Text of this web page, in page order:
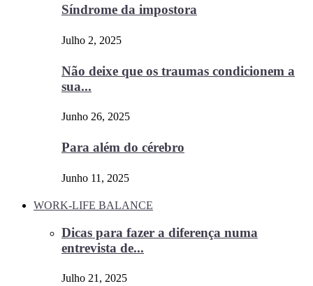
Síndrome da impostora
Julho 2, 2025
Não deixe que os traumas condicionem a
sua...
Junho 26, 2025
Para além do cérebro
Junho 11, 2025
WORK-LIFE BALANCE
Dicas para fazer a diferença numa
entrevista de...
Julho 21, 2025